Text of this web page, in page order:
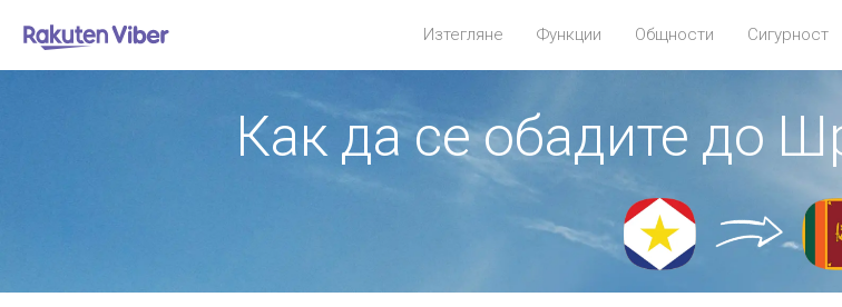
Изтегляне Функции Общности Сигурност
Как да се обадите до